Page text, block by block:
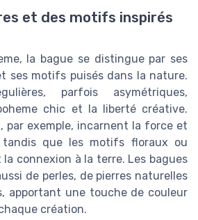
et des motifs inspirés
la bague se distingue par ses
ses motifs puisés dans la nature.
parfois asymétriques,
chic et la liberté créative.
par exemple, incarnent la force et
tandis que les motifs floraux ou
connexion à la terre. Les bagues
de perles, de pierres naturelles
apportant une touche de couleur
création.